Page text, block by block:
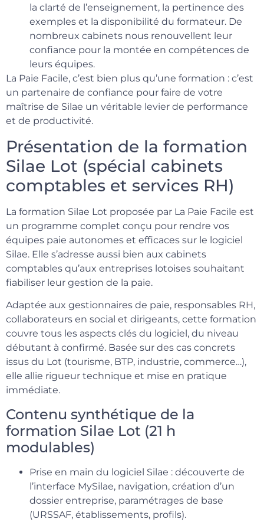
la clarté de l’enseignement, la pertinence des
exemples et la disponibilité du formateur. De
nombreux cabinets nous renouvellent leur
confiance pour la montée en compétences de
leurs équipes.
La Paie Facile, c’est bien plus qu’une formation : c’est
un partenaire de confiance pour faire de votre
maîtrise de Silae un véritable levier de performance
et de productivité.
Présentation de la formation
Silae Lot (spécial cabinets
comptables et services RH)
La formation Silae Lot proposée par La Paie Facile est
un programme complet conçu pour rendre vos
équipes paie autonomes et efficaces sur le logiciel
Silae. Elle s’adresse aussi bien aux cabinets
comptables qu’aux entreprises lotoises souhaitant
fiabiliser leur gestion de la paie.
Adaptée aux gestionnaires de paie, responsables RH,
collaborateurs en social et dirigeants, cette formation
couvre tous les aspects clés du logiciel, du niveau
débutant à confirmé. Basée sur des cas concrets
issus du Lot (tourisme, BTP, industrie, commerce…),
elle allie rigueur technique et mise en pratique
immédiate.
Contenu synthétique de la
formation Silae Lot (21 h
modulables)
Prise en main du logiciel Silae : découverte de
l’interface MySilae, navigation, création d’un
dossier entreprise, paramétrages de base
(URSSAF, établissements, profils).